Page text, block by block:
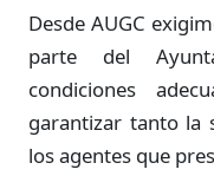
Desde AUGC
parte del
condiciones
garantizar tanto la
los agentes que